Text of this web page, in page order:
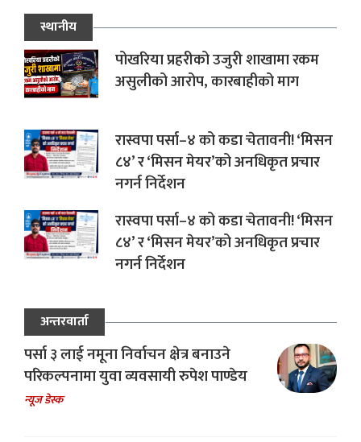
स्थानीय
पोखरिया प्रहरीको उजुरी शाखामा रकम
असुलीको आरोप, कारबाहीको माग
रास्वपा पर्सा–४ को कडा चेतावनी! ‘मिसन
८४’ र ‘मिसन मेयर’को अनधिकृत प्रचार
नगर्न निर्देशन
रास्वपा पर्सा–४ को कडा चेतावनी! ‘मिसन
८४’ र ‘मिसन मेयर’को अनधिकृत प्रचार
नगर्न निर्देशन
अन्तरवार्ता
पर्सा ३ लाई नमूना निर्वाचन क्षेत्र बनाउने
परिकल्पनामा युवा व्यवसायी रुपेश पाण्डेय
न्यूज डेस्क